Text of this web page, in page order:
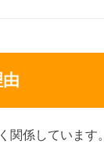
関係しています。